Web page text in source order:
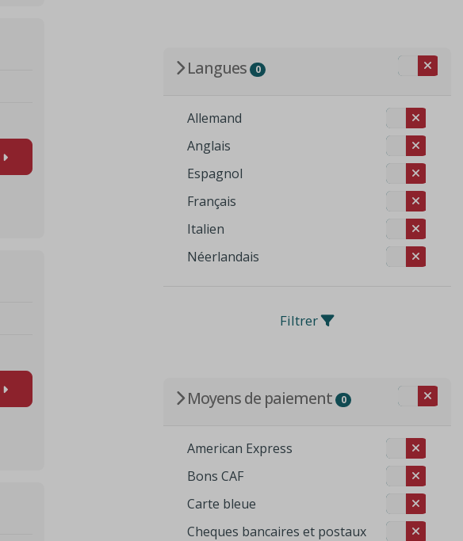
Langues 0
Allemand
Anglais
Espagnol
Français
Italien
Néerlandais
Filtrer
Moyens de paiement 0
American Express
Bons CAF
Carte bleue
Cheques bancaires et postaux